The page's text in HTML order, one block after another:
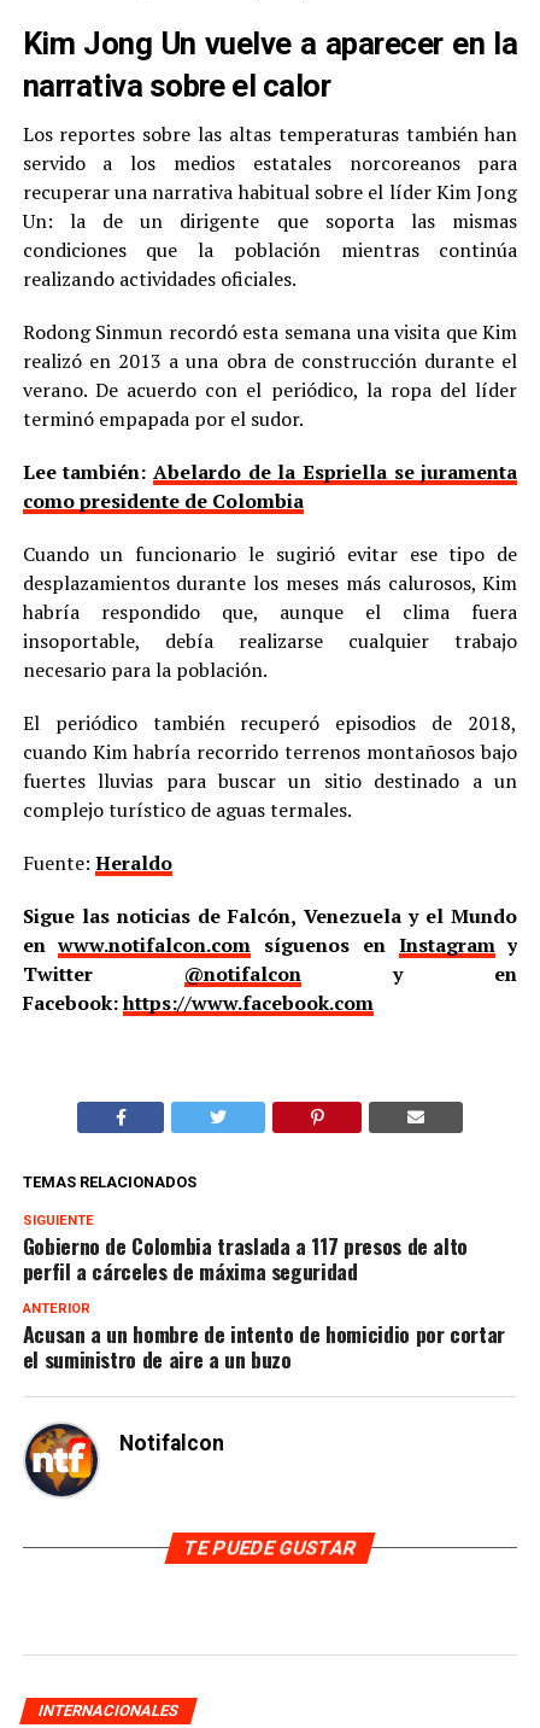
Kim Jong Un vuelve a aparecer en la
narrativa sobre el calor
Los reportes sobre las altas temperaturas también han
servido a los medios estatales norcoreanos para
recuperar una narrativa habitual sobre el líder Kim Jong
Un: la de un dirigente que soporta las mismas
condiciones que la población mientras continúa
realizando actividades oficiales.
Rodong Sinmun recordó esta semana una visita que Kim
realizó en 2013 a una obra de construcción durante el
verano. De acuerdo con el periódico, la ropa del líder
terminó empapada por el sudor.
Lee también: Abelardo de la Espriella se juramenta
como presidente de Colombia
Cuando un funcionario le sugirió evitar ese tipo de
desplazamientos durante los meses más calurosos, Kim
habría respondido que, aunque el clima fuera
insoportable, debía realizarse cualquier trabajo
necesario para la población.
El periódico también recuperó episodios de 2018,
cuando Kim habría recorrido terrenos montañosos bajo
fuertes lluvias para buscar un sitio destinado a un
complejo turístico de aguas termales.
Fuente: Heraldo
Sigue las noticias de Falcón, Venezuela y el Mundo
enwww.notifalcon.com síguenos en Instagramy
Twitter @notifalcony en
Facebook:https://www.facebook.com
TEMAS RELACIONADOS
SIGUIENTE
Gobierno de Colombia traslada a 117 presos de alto
perfil a cárceles de máxima seguridad
ANTERIOR
Acusan a un hombre de intento de homicidio por cortar
el suministro de aire a un buzo
Notifalcon
TE PUEDE GUSTAR
INTERNACIONALES